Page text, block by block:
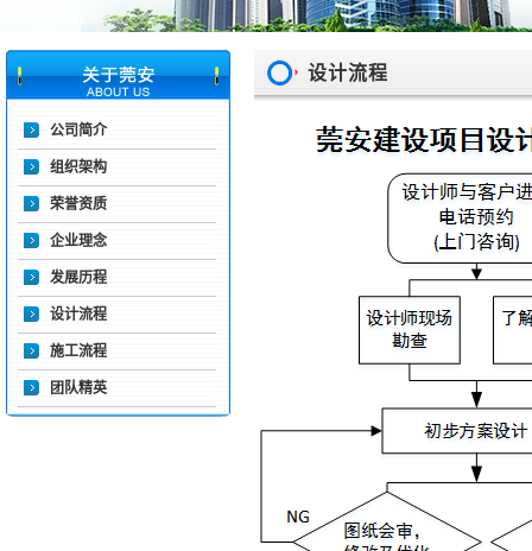
公司简介
组织架构
荣誉资质
企业理念
发展历程
设计流程
施工流程
团队精英
设计流程